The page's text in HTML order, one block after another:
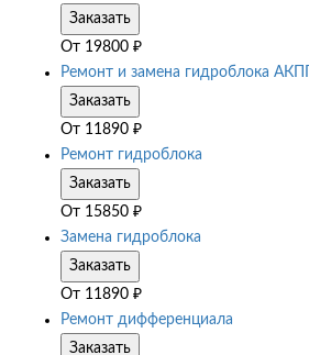
Заказать
От 19800 ₽
Ремонт и замена гидроблока АКПП
Заказать
От 11890 ₽
Ремонт гидроблока
Заказать
От 15850 ₽
Замена гидроблока
Заказать
От 11890 ₽
Ремонт дифференциала
Заказать